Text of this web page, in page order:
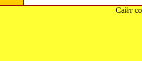
Сайт